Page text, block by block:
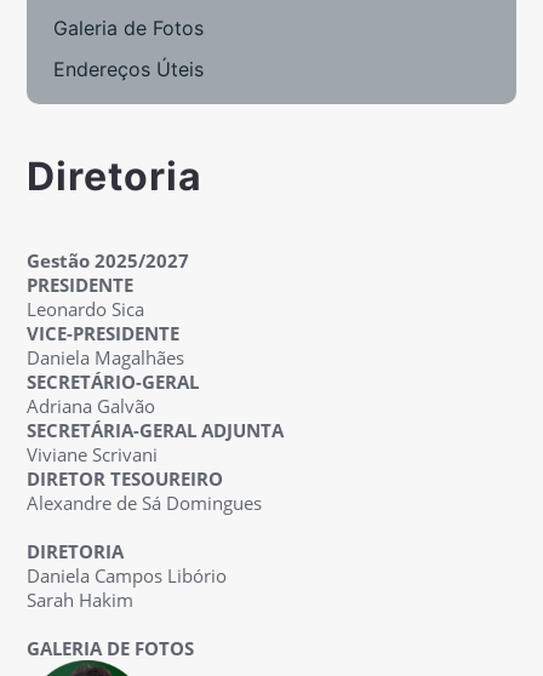
Galeria de Fotos
Endereços Úteis
Diretoria
Gestão 2025/2027
PRESIDENTE
Leonardo Sica
VICE-PRESIDENTE
Daniela Magalhães
SECRETÁRIO-GERAL
Adriana Galvão
SECRETÁRIA-GERAL ADJUNTA
Viviane Scrivani
DIRETOR TESOUREIRO
Alexandre de Sá Domingues
DIRETORIA
Daniela Campos Libório
Sarah Hakim
GALERIA DE FOTOS